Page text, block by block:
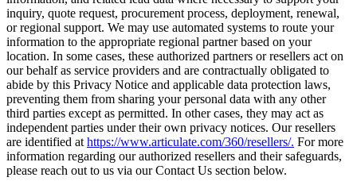
inquiry, quote request, procurement process, deployment, renewal,
or regional support. We may use automated systems to route your
information to the appropriate regional partner based on your
location. In some cases, these authorized partners or resellers act on
our behalf as service providers and are contractually obligated to
abide by this Privacy Notice and applicable data protection laws,
preventing them from sharing your personal data with any other
third parties except as permitted. In other cases, they may act as
independent parties under their own privacy notices. Our resellers
are identified at https://www.articulate.com/360/resellers/. For more
information regarding our authorized resellers and their safeguards,
please reach out to us via our Contact Us section below.